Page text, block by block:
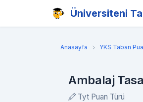
Üniversiteni
Anasayfa YKS Taban
Ambalaj
Tyt Puan Türü